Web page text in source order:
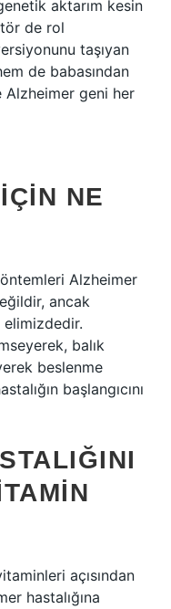
aktarım kesin
de rol
taşıyan
de babasından
Alzheimer geni her
NE
Alzheimer
ancak
balık
beslenme
başlangıcını
açısından
hastalığına